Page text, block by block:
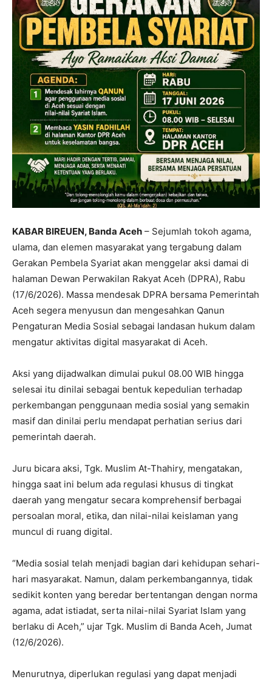
KABAR BIREUEN, Banda Aceh – Sejumlah tokoh agama,
ulama, dan elemen masyarakat yang tergabung dalam
Gerakan Pembela Syariat akan menggelar aksi damai di
halaman Dewan Perwakilan Rakyat Aceh (DPRA), Rabu
(17/6/2026). Massa mendesak DPRA bersama Pemerintah
Aceh segera menyusun dan mengesahkan Qanun
Pengaturan Media Sosial sebagai landasan hukum dalam
mengatur aktivitas digital masyarakat di Aceh.
Aksi yang dijadwalkan dimulai pukul 08.00 WIB hingga
selesai itu dinilai sebagai bentuk kepedulian terhadap
perkembangan penggunaan media sosial yang semakin
masif dan dinilai perlu mendapat perhatian serius dari
pemerintah daerah.
Juru bicara aksi, Tgk. Muslim At-Thahiry, mengatakan,
hingga saat ini belum ada regulasi khusus di tingkat
daerah yang mengatur secara komprehensif berbagai
persoalan moral, etika, dan nilai-nilai keislaman yang
muncul di ruang digital.
“Media sosial telah menjadi bagian dari kehidupan sehari-
hari masyarakat. Namun, dalam perkembangannya, tidak
sedikit konten yang beredar bertentangan dengan norma
agama, adat istiadat, serta nilai-nilai Syariat Islam yang
berlaku di Aceh,” ujar Tgk. Muslim di Banda Aceh, Jumat
(12/6/2026).
Menurutnya, diperlukan regulasi yang dapat menjadi